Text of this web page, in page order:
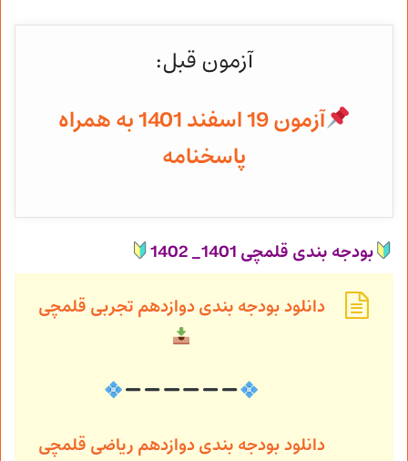
آزمون قبل:
آزمون 19 اسفند 1401 به همراه
پاسخنامه
بودجه بندی قلمچی 1401_ 1402
دانلود بودجه بندی دوازدهم تجربی قلمچی
دانلود بودجه بندی دوازدهم ریاضی قلمچی